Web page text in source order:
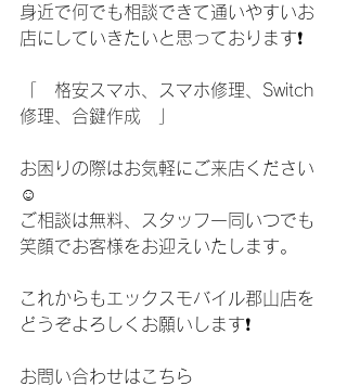
身近で何でも相談できて通いやすいお
店にしていきたいと思っております❗️
「　格安スマホ、スマホ修理、Switch
修理、合鍵作成　」
お困りの際はお気軽にご来店ください
☺️
ご相談は無料、スタッフ一同いつでも
笑顔でお客様をお迎えいたします。
これからもエックスモバイル郡山店を
どうぞよろしくお願いします❗️
お問い合わせはこちら